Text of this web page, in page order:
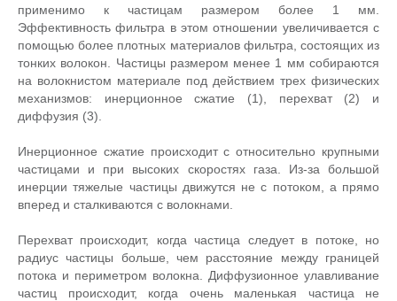
применимо к частицам размером более 1 мм.
Эффективность фильтра в этом отношении увеличивается с
помощью более плотных материалов фильтра, состоящих из
тонких волокон. Частицы размером менее 1 мм собираются
на волокнистом материале под действием трех физических
механизмов: инерционное сжатие (1), перехват (2) и
диффузия (3).
Инерционное сжатие происходит с относительно крупными
частицами и при высоких скоростях газа. Из-за большой
инерции тяжелые частицы движутся не с потоком, а прямо
вперед и сталкиваются с волокнами.
Перехват происходит, когда частица следует в потоке, но
радиус частицы больше, чем расстояние между границей
потока и периметром волокна. Диффузионное улавливание
частиц происходит, когда очень маленькая частица не